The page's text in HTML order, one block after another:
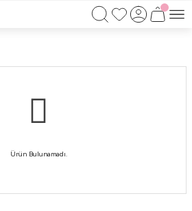
KARGO BEDAVA!!
Ürün Bulunamadı.